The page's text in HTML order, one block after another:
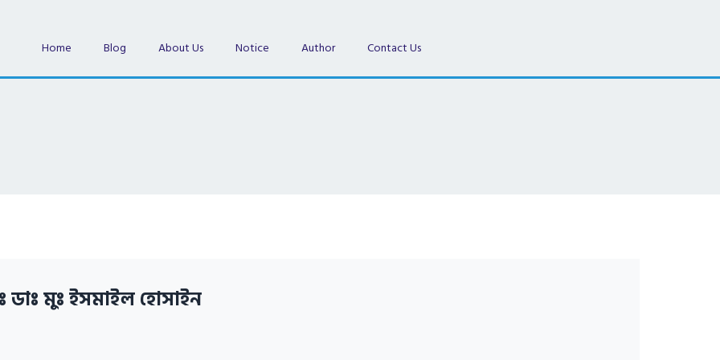
Home Blog About Us Notice Author Contact Us
ডাঃ মুঃ ইসমাইল হোসাইন